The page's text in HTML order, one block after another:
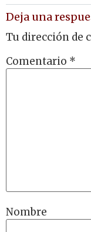
Deja una
Tu dirección de
Comentario *
Nombre